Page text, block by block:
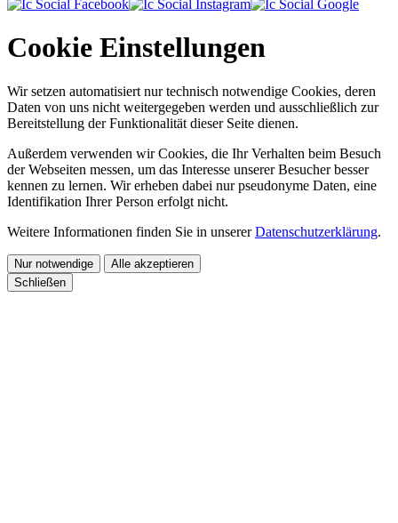
Cookie Einstellungen
Wir setzen automatisiert nur technisch notwendige Cookies, deren
Daten von uns nicht weitergegeben werden und ausschließlich zur
Bereitstellung der Funktionalität dieser Seite dienen.
Außerdem verwenden wir Cookies, die Ihr Verhalten beim Besuch
der Webseiten messen, um das Interesse unserer Besucher besser
kennen zu lernen. Wir erheben dabei nur pseudonyme Daten, eine
Identifikation Ihrer Person erfolgt nicht.
Weitere Informationen finden Sie in unsererDatenschutzerklärung.
Nur notwendige
Alle akzeptieren
Schließen